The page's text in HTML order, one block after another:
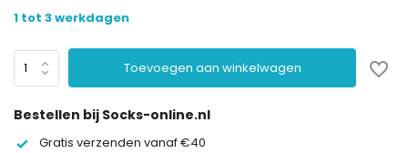
1 tot 3 werkdagen
Toevoegen aan winkelwagen
Bestellen bij Socks-online.nl
Gratis verzenden vanaf €40